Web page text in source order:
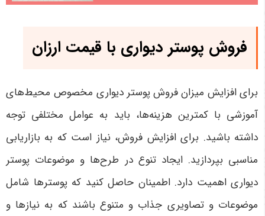
فروش پوستر دیواری با قیمت ارزان
برای افزایش میزان فروش پوستر دیواری مخصوص محیط‌های
آموزشی با کمترین هزینه‌ها، باید به عوامل مختلفی توجه
داشته باشید. برای افزایش فروش، نیاز است که به بازاریابی
مناسبی بپردازید. ایجاد تنوع در طرح‌ها و موضوعات پوستر
دیواری اهمیت دارد. اطمینان حاصل کنید که پوسترها شامل
موضوعات و تصاویری جذاب و متنوع باشند که به نیازها و